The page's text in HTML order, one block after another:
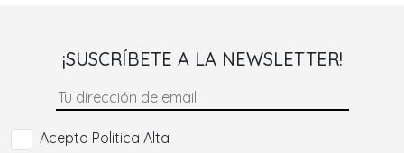
¡SUSCRÍBETE A LA NEWSLETTER!
Acepto Politica Alta